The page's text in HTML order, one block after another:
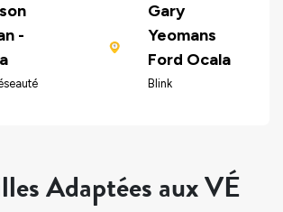
-
Gary
Yeomans
Ford Ocala
Blink
Adaptées aux VÉ